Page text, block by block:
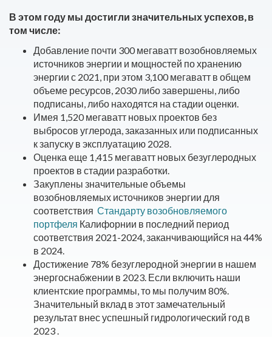
В этом году мы достигли значительных успехов, в
том числе:
Добавление почти 300 мегаватт возобновляемых
источников энергии и мощностей по хранению
энергии с 2021, при этом 3,100 мегаватт в общем
объеме ресурсов, 2030 либо завершены, либо
подписаны, либо находятся на стадии оценки.
Имея 1,520 мегаватт новых проектов без
выбросов углерода, заказанных или подписанных
к запуску в эксплуатацию 2028.
Оценка еще 1,415 мегаватт новых безуглеродных
проектов в стадии разработки.
Закуплены значительные объемы
возобновляемых источников энергии для
соответствия Стандарту возобновляемого
портфеля Калифорнии в последний период
соответствия 2021-2024, заканчивающийся на 44%
в 2024.
Достижение 78% безуглеродной энергии в нашем
энергоснабжении в 2023. Если включить наши
клиентские программы, то мы получим 80%.
Значительный вклад в этот замечательный
результат внес успешный гидрологический год в
2023 .